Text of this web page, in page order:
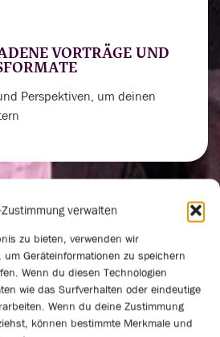
verwalten
zu bieten, verwenden wir
um Geräteinformationen zu speichern
Wenn du diesen Technologien
wie das Surfverhalten oder eindeutige
Wenn du deine Zustimmung
können bestimmte Merkmale und
VORTRÄGE UND
Perspektiven, um deinen
04.
UND